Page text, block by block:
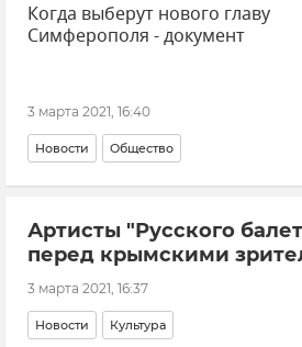
Когда выберут нового главу
Симферополя - документ
3 марта 2021, 16:40
Новости Общество
Артисты "Русского
перед крымскими
3 марта 2021, 16:37
Новости Культура